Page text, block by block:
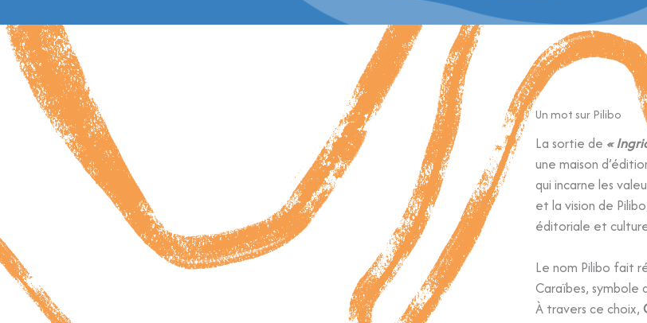
Un mot sur Pilibo
La sortie de «
une maison
qui incarne les
et la vision de
éditoriale et
Le nom Pilibo fait
Caraïbes, symbole
À travers ce choix,